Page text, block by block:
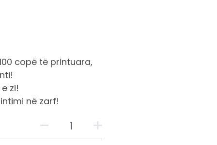
copë të printuara,
zi!
në zarf!